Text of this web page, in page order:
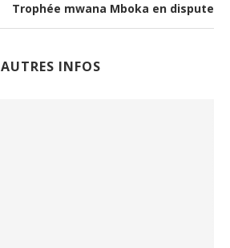
Trophée mwana Mboka en dispute
AUTRES INFOS